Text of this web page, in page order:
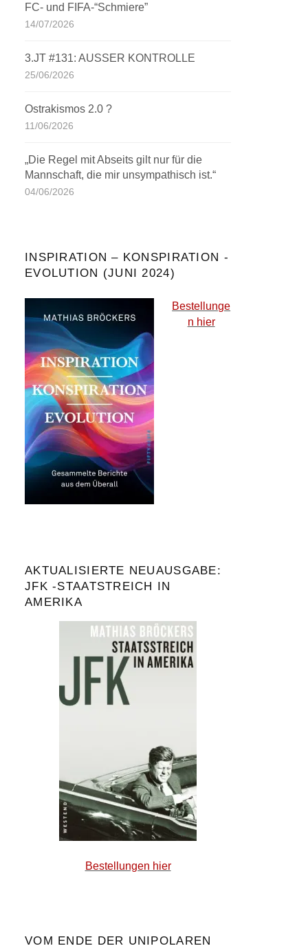
FC- und FIFA-“Schmiere”
14/07/2026
3.JT #131: AUSSER KONTROLLE
25/06/2026
Ostrakismos 2.0 ?
11/06/2026
„Die Regel mit Abseits gilt nur für die
Mannschaft, die mir unsympathisch ist.“
04/06/2026
INSPIRATION – KONSPIRATION -
EVOLUTION (JUNI 2024)
Bestellunge
n hier
AKTUALISIERTE NEUAUSGABE:
JFK -STAATSTREICH IN
AMERIKA
Bestellungen hier
VOM ENDE DER UNIPOLAREN